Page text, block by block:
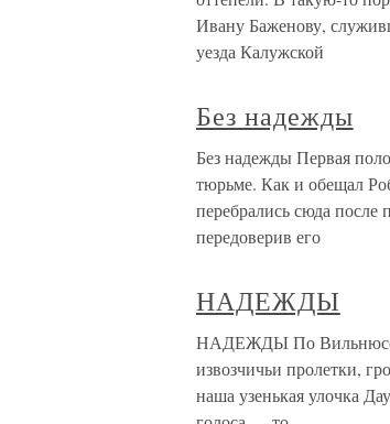
Ивану Баженову,
уезда Калужской
Без надежды
Без надежды Первая
тюрьме. Как и обещал
перебрались сюда после
передоверив его
НАДЕЖДЫ
НАДЕЖДЫ По
извозчичьи пролетки,
наша узенькая улочка